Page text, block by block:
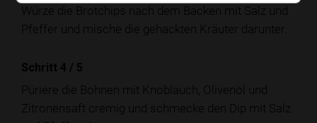
Würze die Brotchips nach dem Backen mit Salz und
Pfeffer und mische die gehackten Kräuter darunter.
Schritt 4 / 5
Püriere die Bohnen mit Knoblauch, Olivenöl und
Zitronensaft cremig und schmecke den Dip mit Salz